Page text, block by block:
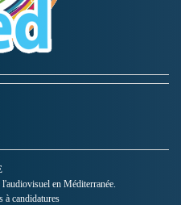
en Méditerranée.
à candidatures